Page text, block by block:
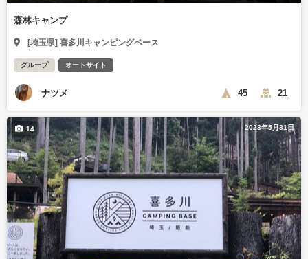
森林キャンプ
[埼玉県] 喜多川キャンピングベース
グループ オートサイト
ナツメ 45 21
2023年5月31日
14